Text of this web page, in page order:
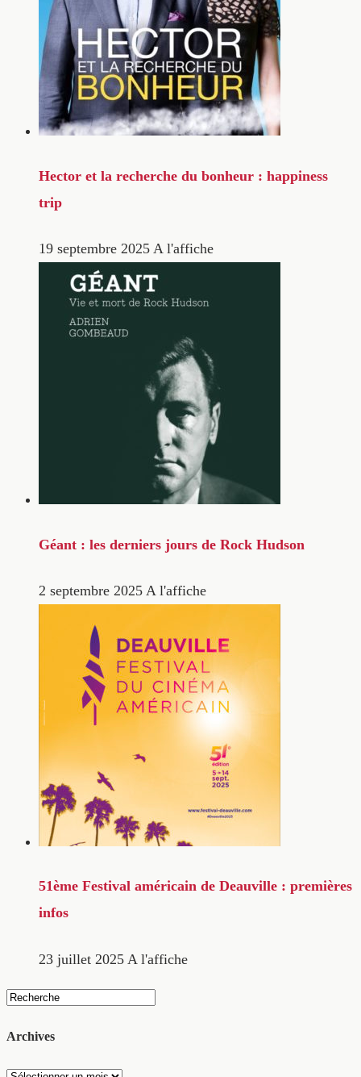
Hector et la recherche du bonheur : happiness
trip
19 septembre 2025 A l'affiche
Géant : les derniers jours de Rock Hudson
2 septembre 2025 A l'affiche
51ème Festival américain de Deauville : premières
infos
23 juillet 2025 A l'affiche
Archives